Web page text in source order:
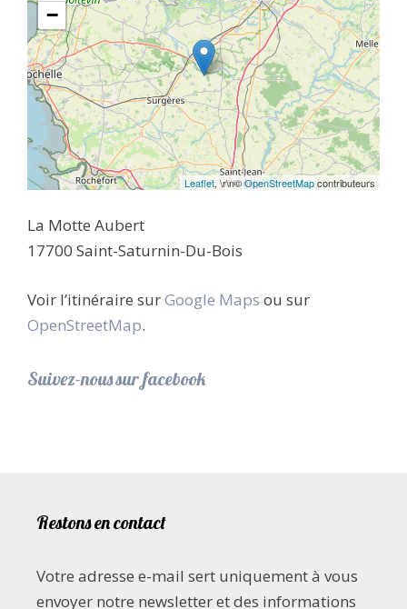
−
Leaflet, \r\n©OpenStreetMapcontributeurs
La Motte Aubert
17700 Saint-Saturnin-Du-Bois
Voir l’itinéraire surGoogle Maps ou sur
OpenStreetMap.
Suivez-nous sur facebook
Restons en contact
Votre adresse e-mail sert uniquement à vous
envoyer notre newsletter et des informations